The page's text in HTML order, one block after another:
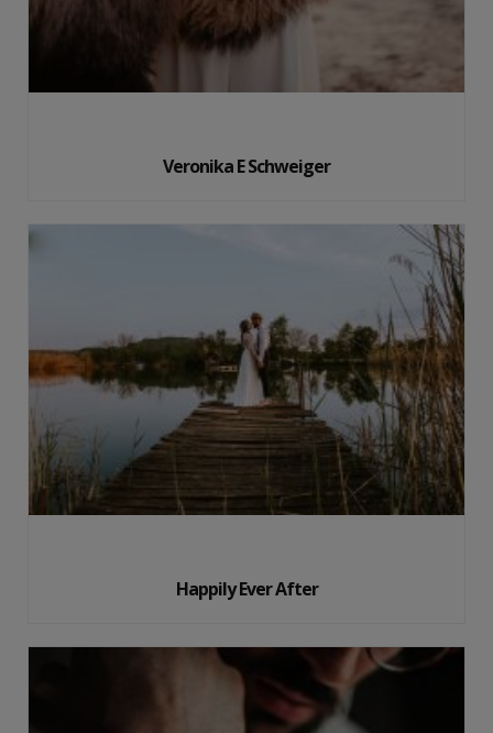
Veronika E Schweiger
Happily Ever After